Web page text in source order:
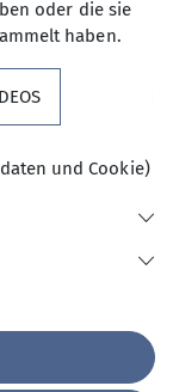
oder die sie
haben.
und Cookie)